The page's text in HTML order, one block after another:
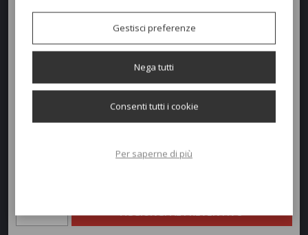
Dimensioni e peso
53cm
Altezza:71cm
Peso:8,5kg
AGGIUNGI AL PREVENTIVO
Gestisci preferenze
Nega tutti
Consenti tutti i cookie
Per saperne di più